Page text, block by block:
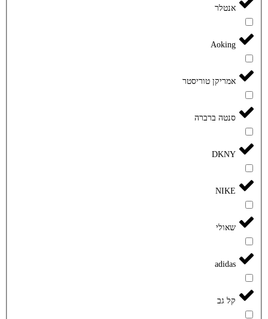
אנטלר
Aoking
אמריקן טוריסטר
סנטה ברברה
DKNY
NIKE
שאולי
adidas
קל גב